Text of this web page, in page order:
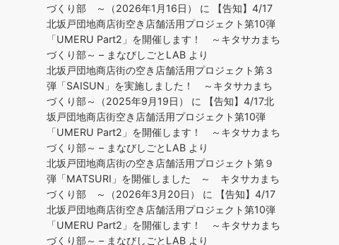
づくり部 ～（2026年1月16日）
に
【告知】4/17
北坂戸団地商店街空き店舗活用プロジェクト第10弾
「UMERU Part2」を開催します！ ～キタサカまち
づくり部～ – まなびしごとLAB より
北坂戸団地商店街の空き店舗活用プロジェクト第３
弾「SAISUN」を実施しました！ ～キタサカまち
づくり部～（2025年9月19日）
に
【告知】4/17北
坂戸団地商店街空き店舗活用プロジェクト第10弾
「UMERU Part2」を開催します！ ～キタサカまち
づくり部～ – まなびしごとLAB より
北坂戸団地商店街の空き店舗活用プロジェクト第９
弾「MATSURI」を開催しました ～ キタサカまち
づくり部 ～（2026年3月20日）
に
【告知】4/17
北坂戸団地商店街空き店舗活用プロジェクト第10弾
「UMERU Part2」を開催します！ ～キタサカまち
づくり部～ – まなびしごとLAB より